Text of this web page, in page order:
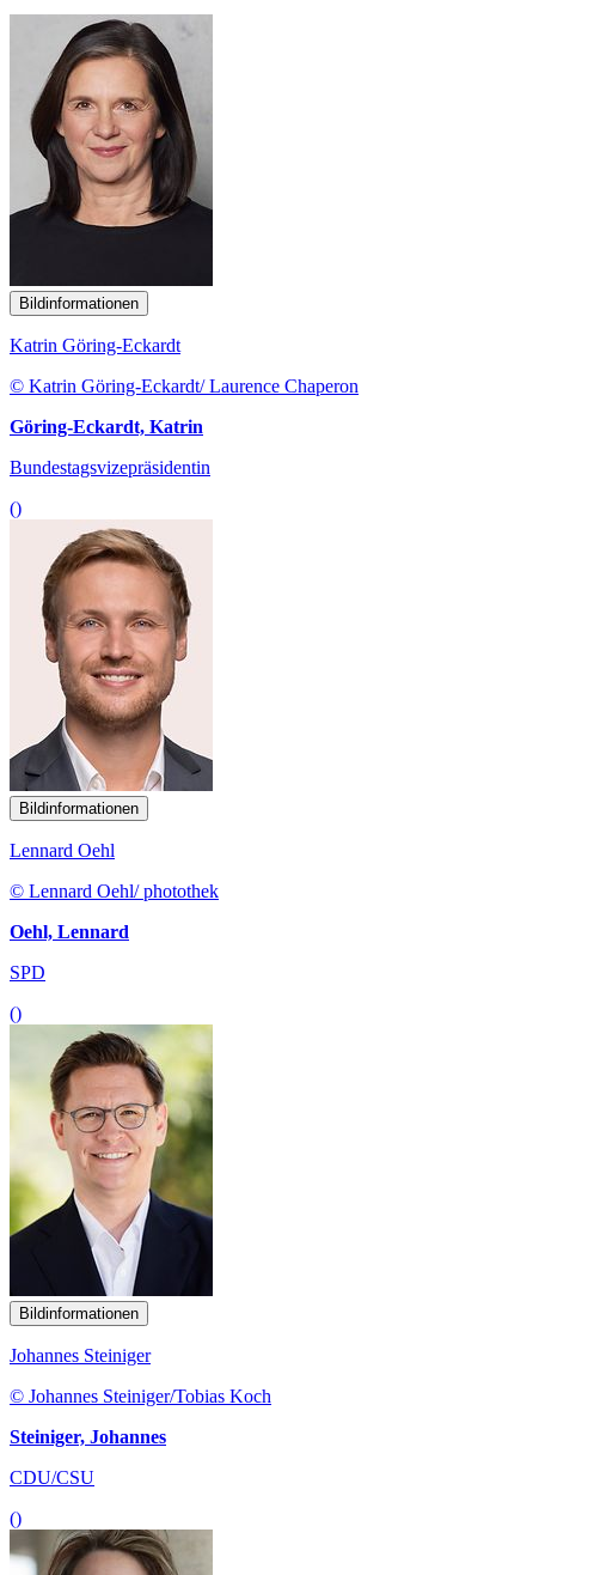
Bildinformationen
Katrin Göring-Eckardt
© Katrin Göring-Eckardt/ Laurence Chaperon
Göring-Eckardt, Katrin
Bundestagsvizepräsidentin
()
Bildinformationen
Lennard Oehl
© Lennard Oehl/ photothek
Oehl, Lennard
SPD
()
Bildinformationen
Johannes Steiniger
© Johannes Steiniger/Tobias Koch
Steiniger, Johannes
CDU/CSU
()